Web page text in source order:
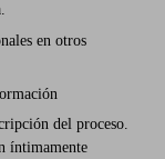
en otros
del proceso.
íntimamente